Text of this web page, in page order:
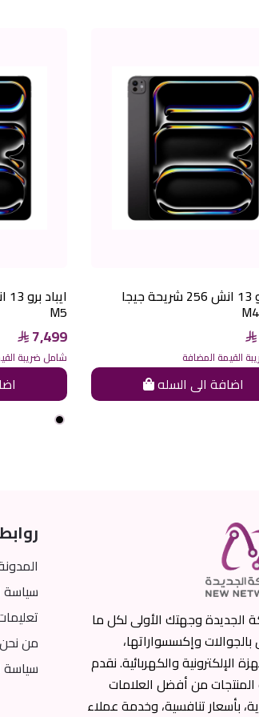
M5
7,499
شامل ضريبة
ايباد برو 13 انش 256 شريحة جيجا
القيمة المضافة
اضافة الى السله
الجديدة وجهتك الأولى لكل ما
بالجوالات وإكسسواراتها،
الإلكترونية والكهربائية. نقدم
من أفضل العلامات
بأسعار تنافسية، وخدمة عملاء
روابط
من نحن
سياسة